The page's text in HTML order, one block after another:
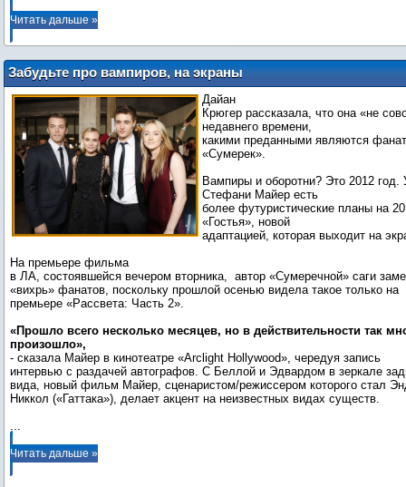
Читать дальше »
Забудьте про вампиров, на экраны
выходит "Гостья"
Дайан
Крюгер рассказала, что она «не
недавнего времени,
какими преданными являются
«Сумерек».
Вампиры и оборотни? Это 2012 год.
Стефани Майер есть
более футуристические планы на
«Гостья», новой
адаптацией, которая выходит на
На премьере фильма
в ЛА, состоявшейся вечером вторника, автор «Сумеречной» саги
«вихрь» фанатов, поскольку прошлой осенью видела такое только на
премьере «Рассвета: Часть 2».
«Прошло всего несколько месяцев, но в действительности так
произошло»,
- сказала Майер в кинотеатре «Arclight Hollywood», чередуя запись
интервью с раздачей автографов. С Беллой и Эдвардом в зеркале
вида, новый фильм Майер, сценаристом/режиссером которого стал
...
Читать дальше »